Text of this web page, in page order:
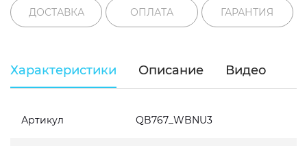
ДОСТАВКА ОПЛАТА ГАРАНТИЯ
Характеристики Описание Видео
Артикул QB767_WBNU3